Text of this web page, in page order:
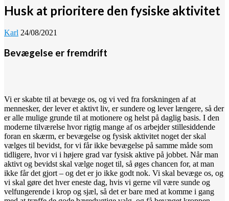
Husk at prioritere den fysiske aktivitet
Karl 24/08/2021
Bevægelse er fremdrift
Vi er skabte til at bevæge os, og vi ved fra forskningen af at
mennesker, der lever et aktivt liv, er sundere og lever længere, så der
er alle mulige grunde til at motionere og helst på daglig basis. I den
moderne tilværelse hvor rigtig mange af os arbejder stillesiddende
foran en skærm, er bevægelse og fysisk aktivitet noget der skal
vælges til bevidst, for vi får ikke bevægelse på samme måde som
tidligere, hvor vi i højere grad var fysisk aktive på jobbet. Når man
aktivt og bevidst skal vælge noget til, så øges chancen for, at man
ikke får det gjort – og det er jo ikke godt nok. Vi skal bevæge os, og
vi skal gøre det hver eneste dag, hvis vi gerne vil være sunde og
velfungerende i krop og sjæl, så det er bare med at komme i gang